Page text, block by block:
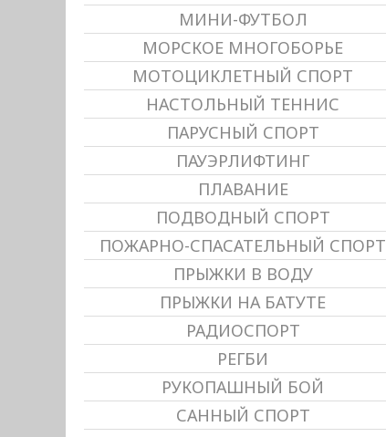
МИНИ-ФУТБОЛ
МОРСКОЕ МНОГОБОРЬЕ
МОТОЦИКЛЕТНЫЙ СПОРТ
НАСТОЛЬНЫЙ ТЕННИС
ПАРУСНЫЙ СПОРТ
ПАУЭРЛИФТИНГ
ПЛАВАНИЕ
ПОДВОДНЫЙ СПОРТ
ПОЖАРНО-СПАСАТЕЛЬНЫЙ СПОРТ
ПРЫЖКИ В ВОДУ
ПРЫЖКИ НА БАТУТЕ
РАДИОСПОРТ
РЕГБИ
РУКОПАШНЫЙ БОЙ
САННЫЙ СПОРТ